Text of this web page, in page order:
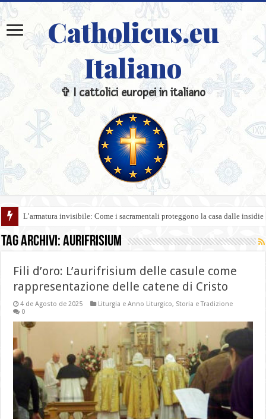
Catholicus.eu
Italiano
✞ I cattolici europei in italiano
L’armatura invisibile: Come i sacramentali proteggono la casa dalle
Tag Archivi:aurifrisium
Fili d’oro: L’aurifrisium delle casule come
rappresentazione delle catene di Cristo
4 de Agosto de 2025 Liturgia e Anno Liturgico, Storia e Tradizione
0